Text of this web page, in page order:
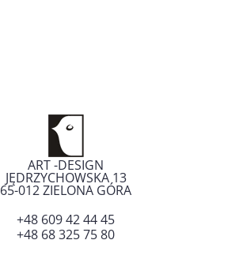
ART -DESIGN
JĘDRZYCHOWSKA 13
65-012ZIELONA GÓRA
+48 609 42 44 45
+48 68 325 75 80